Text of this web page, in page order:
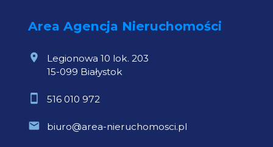
Area Agencja Nieruchomości
Legionowa 10 lok. 203
15-099 Białystok
516 010 972
biuro@area-nieruchomosci.pl